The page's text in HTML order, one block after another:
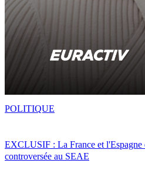
EXCLUSIF : La France et l'Espagne
controversée au SEAE
POLITIQUE